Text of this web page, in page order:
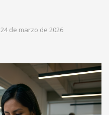
24 de marzo de 2026